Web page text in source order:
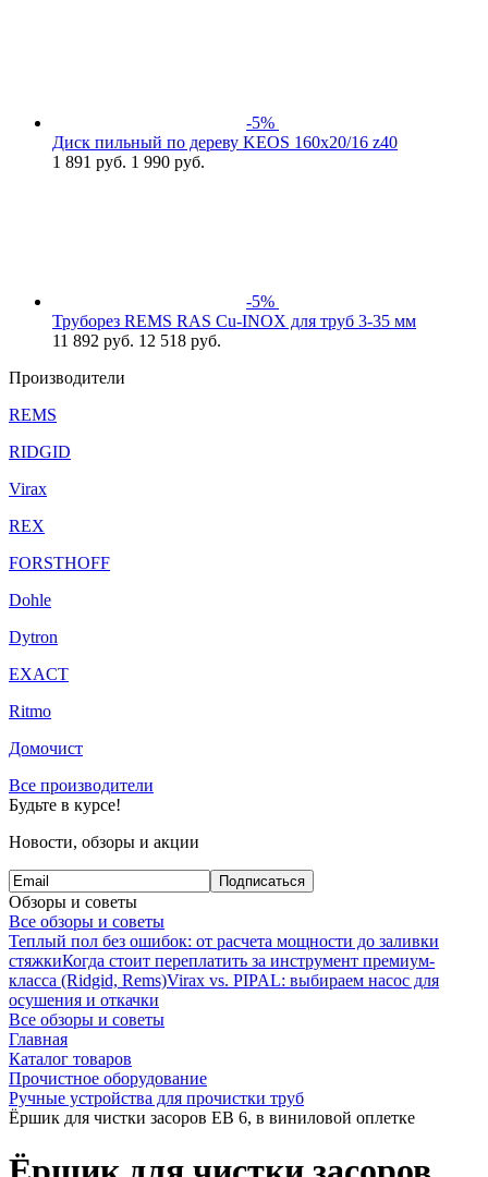
-5%
Диск пильный по дереву KEOS 160x20/16 z40
1 891 руб. 1 990 руб.
-5%
Труборез REMS RAS Cu-INOХ для труб 3-35 мм
11 892 руб. 12 518 руб.
Производители
REMS
RIDGID
Virax
REX
FORSTHOFF
Dohle
Dytron
EXACT
Ritmo
Домочист
Все производители
Будьте в курсе!
Новости, обзоры и акции
Подписаться
Обзоры и советы
Все обзоры и советы
Теплый пол без ошибок: от расчета мощности до заливки
стяжкиКогда стоит переплатить за инструмент премиум-
класса (Ridgid, Rems)Virax vs. PIPAL: выбираем насос для
осушения и откачки
Все обзоры и советы
Главная
Каталог товаров
Прочистное оборудование
Ручные устройства для прочистки труб
Ёршик для чистки засоров ЕВ 6, в виниловой оплетке